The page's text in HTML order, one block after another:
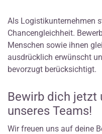
Als Logistikunternehmen
Chancengleichheit.
Menschen sowie ihnen
ausdrücklich erwünscht
bevorzugt berücksichtigt.
Bewirb dich jetzt
unseres Teams!
Wir freuen uns auf deine